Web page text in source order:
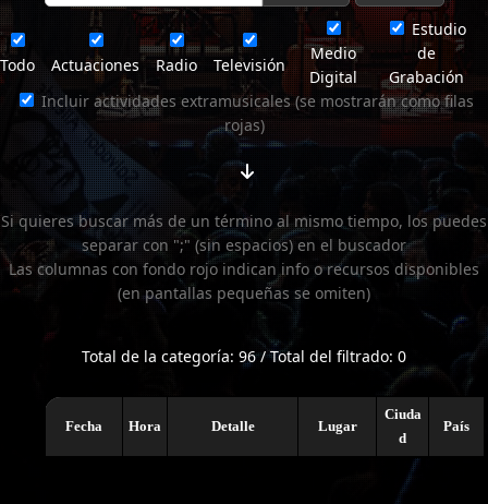
Todo Actuaciones Radio Televisión
Medio
Digital
Estudio
de
Grabación
Incluir actividades extramusicales (se mostrarán como filas
rojas)
Si quieres buscar más de un término al mismo tiempo, los puedes
separar con ";" (sin espacios) en el buscador
Las columnas con fondo rojo indican info o recursos disponibles
(en pantallas pequeñas se omiten)
Total de la categoría: 96 / Total del filtrado: 0
Fecha Hora Detalle Lugar
Ciuda
d
País